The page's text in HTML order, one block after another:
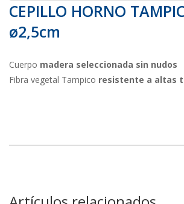
CEPILLO HORNO
ø2,5cm
Cuerpo madera seleccionada sin nudos
Fibra vegetal Tampico resistente a altas